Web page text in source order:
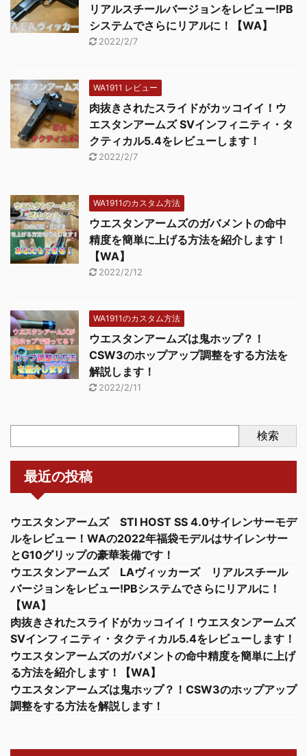
リアルスチールバージョンをレビュー!PB
システムでさらにリアルに！【WA】
2022/2/7
WA1911 レビュー
肉抜きされたスライドがカッコイイ！ウ
エスタンアームズ SVインフィニティ・タ
クティカル5.4をレビューします！
2022/2/7
WA1911のカスタム方法
ウエスタンアームズのガバメントの命中
精度を簡単に上げる方法を紹介します！
【WA】
2022/2/12
WA1911のカスタム方法
ウエスタンアームズは鬼ホップ？！
CSW3のホップアップ調整をする方法を
解説します！
2022/2/11
検索
最近の投稿
ウエスタンアームズ STI HOST SS 4.0サイレンサーモデ
ルをレビュー！WAの2022年福袋モデルはサイレンサー
とG10グリップの豪華装備です！
ウエスタンアームズ LAヴィッカーズ リアルスチール
バージョンをレビュー!PBシステムでさらにリアルに！
【WA】
肉抜きされたスライドがカッコイイ！ウエスタンアームズ
SVインフィニティ・タクティカル5.4をレビューします！
ウエスタンアームズのガバメントの命中精度を簡単に上げ
る方法を紹介します！【WA】
ウエスタンアームズは鬼ホップ？！CSW3のホップアップ
調整をする方法を解説します！